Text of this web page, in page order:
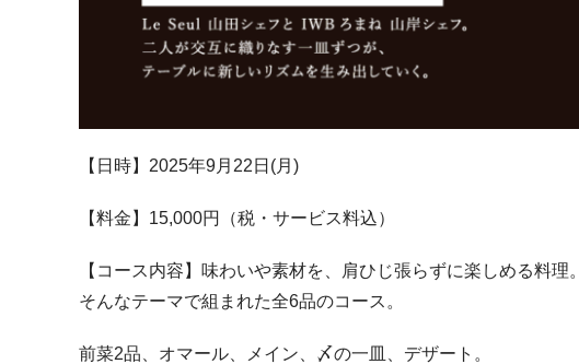
【日時】2025年9月22日(月)
【料金】15,000円（税・サービス料込）
【コース内容】味わいや素材を、肩ひじ張らずに楽しめる料理。
そんなテーマで組まれた全6品のコース。
前菜2品、オマール、メイン、〆の一皿、デザート。